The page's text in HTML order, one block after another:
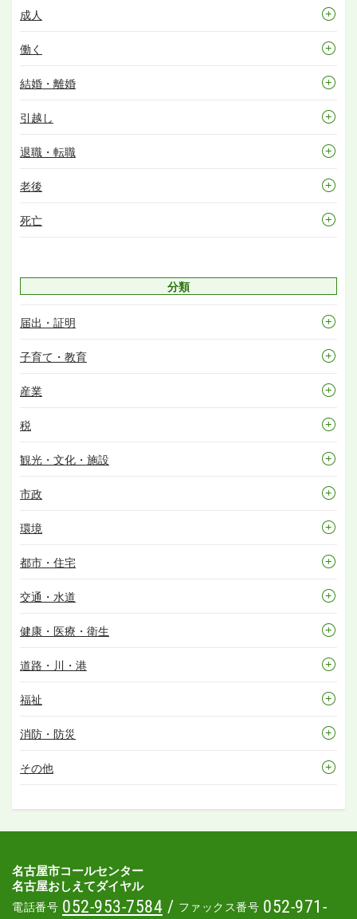
成人
働く
結婚・離婚
引越し
退職・転職
老後
死亡
分類
届出・証明
子育て・教育
産業
税
観光・文化・施設
市政
環境
都市・住宅
交通・水道
健康・医療・衛生
道路・川・港
福祉
消防・防災
その他
名古屋市コールセンター
名古屋おしえてダイヤル
電話番号 052-953-7584 / ファックス番号 052-971-